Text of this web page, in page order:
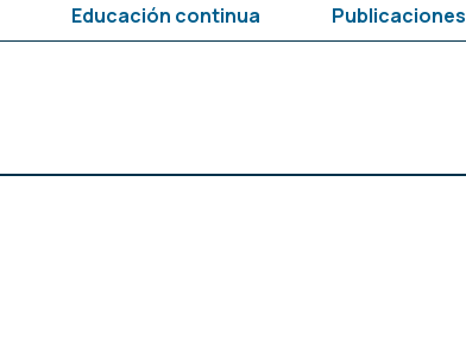
Educación continua Publicaciones